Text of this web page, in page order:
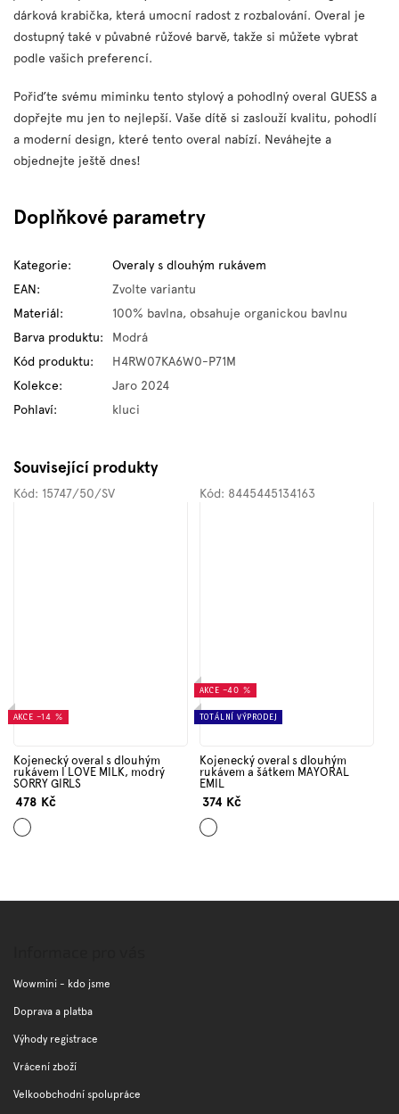
dárková krabička, která umocní radost z rozbalování. Overal je
dostupný také v půvabné růžové barvě, takže si můžete vybrat
podle vašich preferencí.
Pořiďte svému miminku tento stylový a pohodlný overal GUESS a
dopřejte mu jen to nejlepší. Vaše dítě si zaslouží kvalitu, pohodlí
a moderní design, které tento overal nabízí. Neváhejte a
objednejte ještě dnes!
Doplňkové parametry
Kategorie:
Overaly s dlouhým rukávem
EAN:
Zvolte variantu
Materiál:
100% bavlna, obsahuje organickou bavlnu
Barva produktu:
Modrá
Kód produktu:
H4RW07KA6W0-P71M
Kolekce:
Jaro 2024
Pohlaví: kluci
Související produkty
AKCE –14 %
Kojenecký overal s dlouhým
rukávem I LOVE MILK, modrý
SORRY GIRLS
478 Kč
Světle
modrá
Kód: 15747/50/SV
AKCE –40 %
TOTÁLNÍ VÝPRODEJ
Kojenecký overal s dlouhým
rukávem a šátkem MAYORAL
EMIL
374 Kč
Mix
barev
Kód: 8445445134163
Wowmini - kdo jsme
Doprava a platba
Výhody registrace
Vrácení zboží
Velkoobchodní spolupráce